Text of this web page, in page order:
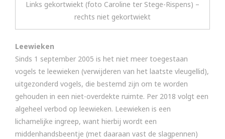
Links gekortwiekt (foto Caroline ter Stege-Rispens) –
rechts niet gekortwiekt
Leewieken
Sinds 1 september 2005 is het niet meer toegestaan
vogels te leewieken (verwijderen van het laatste vleugellid),
uitgezonderd vogels, die bestemd zijn om te worden
gehouden in een niet-overdekte ruimte. Per 2018 volgt een
algeheel verbod op leewieken. Leewieken is een
lichamelijke ingreep, want hierbij wordt een
middenhandsbeentje (met daaraan vast de slagpennen)